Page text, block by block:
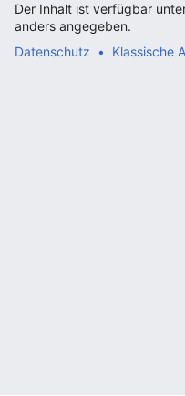
Der Inhalt ist verfügbar
anders angegeben.
Datenschutz
Klassische